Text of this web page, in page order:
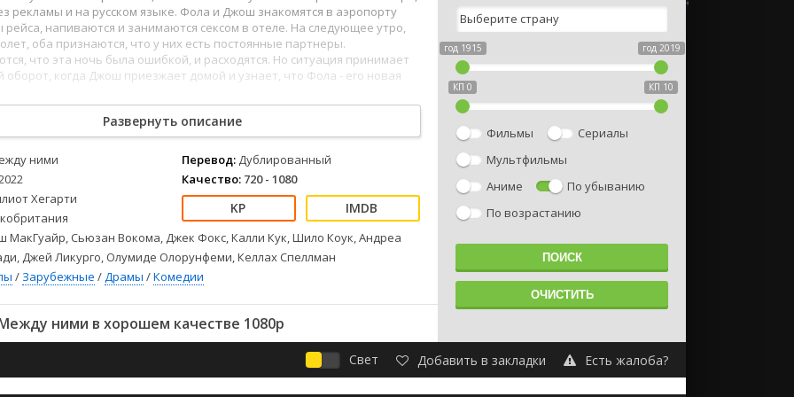
Детские
Драмы
Комедии
Спорт
Триллеры
Ужасы
2022
2021
Зарубежные
Фильмы из соцетей
рекламы и на русском языке. Фола и Джош знакомятся в аэропорту
рейса, напиваются и занимаются сексом в отеле. На следующее утро,
оба признаются, что у них есть постоянные партнеры.
что эта ночь была ошибкой, и расходятся. Но ситуация принимает
когда Джош приезжает домой и узнает, что Фола - его новая
Развернуть описание
ними
Хегарти
Перевод: Дублированный
Качество: 720 - 1080
МакГуайр, Сьюзан Вокома, Джек Фокс, Калли Кук, Шило Коук, Андреа
Джей Ликурго, Олумиде Олорунфеми, Келлах Спеллман
/ Зарубежные /Драмы /Комедии
ними в хорошем качестве 1080p
год 1915 год 2019
КП 0 КП 10
Фильмы
Сериалы
Мультфильмы
Аниме
По убыванию
По возрастанию
Свет Добавить в закладки Есть жалоба?